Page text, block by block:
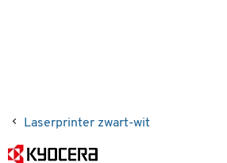
Laserprinter zwart-wit